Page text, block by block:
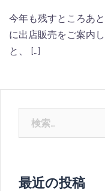
今年も残すところあ
に出店販売をご案内
と、 […]
最近の投稿